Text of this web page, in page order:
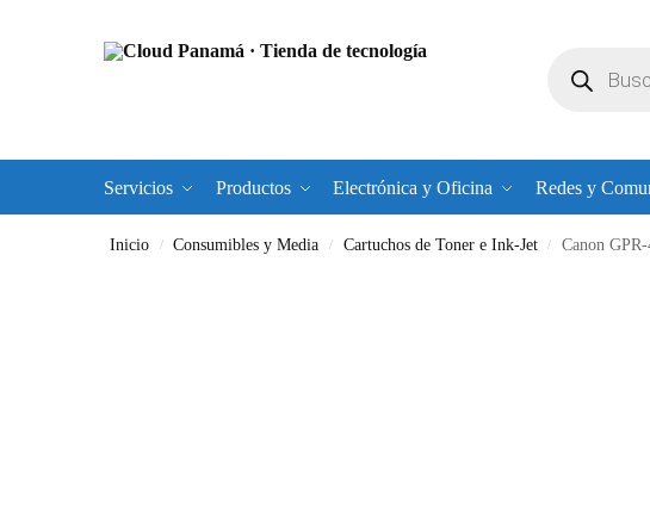
Servicios Productos Electrónica y Oficina Redes y
Inicio / Consumibles y Media / Cartuchos de Toner e Ink-Jet / Canon